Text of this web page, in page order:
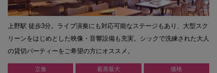
立食 着席最大 価格
上野駅 徒歩3分。ライブ演奏にも対応可能なステージもあり、大型スク
リーンをはじめとした映像・音響設備も充実。シックで洗練された大人
の貸切パーティーをご希望の方にオススメ。